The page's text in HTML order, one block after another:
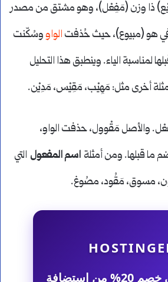
ذا وزن (مَفِعْل)، وهو مشتق من مصدر
هو (مبيوع)، حيث حُذفت الواووسُكّنت
لمناسبة الياء. وينطبق هذا التحليل
أخرى مثل: مَهِيْب، مَقِيْس، مَدِيْن.
والأصل مَقْوول، حذفت الواو،
ما قبلها. ومن أمثلة اسم المفعول التي
مسوق، مَقُود، مصُوغ.
احصل على خصم 20% من استضافة